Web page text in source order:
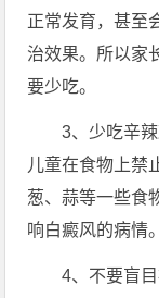
正常发育，甚至
治效果。所以家
要少吃。
3、少吃辛辣
儿童在食物上禁
葱、蒜等一些食
响白癜风的病情。
4、不要盲目